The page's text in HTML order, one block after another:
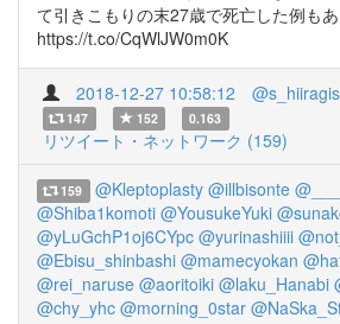
て引きこもりの末27歳で死亡した例もあ
https://t.co/CqWlJW0m0K
2018-12-27 10:58:12
147 152 0.163
リツイート・ネットワーク (159)
159 @Kleptoplasty @illbisonte
@Shiba1komoti @YousukeYuki
@yLuGchP1oj6CYpc @yurinashiiii
@Ebisu_shinbashi @mamecyokan
@rei_naruse @aoritoiki @laku_Hanabi
@chy_yhc @morning_0star